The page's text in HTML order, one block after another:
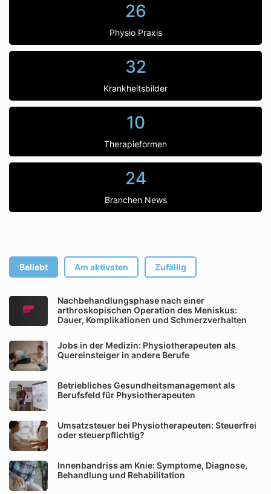
26
Physio Praxis
32
Krankheitsbilder
10
Therapieformen
24
Branchen News
Beliebt Am aktivsten Zufällig
Nachbehandlungsphase nach einer
arthroskopischen Operation des Meniskus:
Dauer, Komplikationen und Schmerzverhalten
Jobs in der Medizin: Physiotherapeuten als
Quereinsteiger in andere Berufe
Betriebliches Gesundheitsmanagement als
Berufsfeld für Physiotherapeuten
Umsatzsteuer bei Physiotherapeuten: Steuerfrei
oder steuerpflichtig?
Innenbandriss am Knie: Symptome, Diagnose,
Behandlung und Rehabilitation